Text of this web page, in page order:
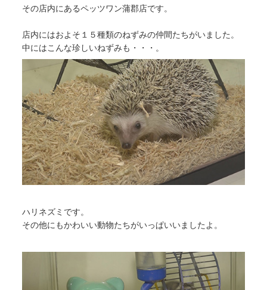
その店内にあるペッツワン蒲郡店です。
店内にはおよそ１５種類のねずみの仲間たちがいました。
中にはこんな珍しいねずみも・・・。
ハリネズミです。
その他にもかわいい動物たちがいっぱいいましたよ。